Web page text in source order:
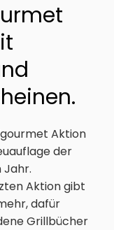
Aktion
der
Aktion gibt
dafür
Grillbücher